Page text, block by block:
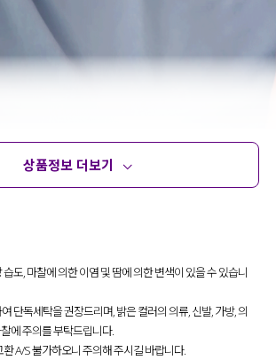
상품정보 더보기
도, 마찰에 의한 이염 및 땀에 의한 변색이 있을 수 있습니
단독세탁을 권장드리며, 밝은 컬러의 의류, 신발, 가방, 의
에 주의를 부탁드립니다.
A/S 불가하오니 주의해 주시길 바랍니다.